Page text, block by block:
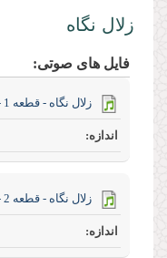
زلال نگاه
فایل های صوتی:
زلال نگاه - قطعه 1 - ص 7 - 18
زلال نگاه - قطعه 2 - ص 18 - 36